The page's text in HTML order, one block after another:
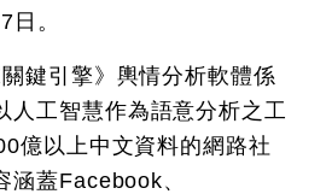
。
關鍵引擎》輿情分析軟體係
人工智慧作為語意分析之工
億以上中文資料的網路社
涵蓋Facebook、